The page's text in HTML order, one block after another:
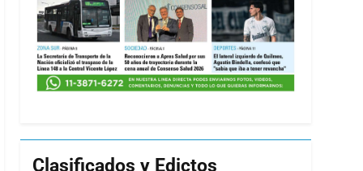
Clasificados y Edictos